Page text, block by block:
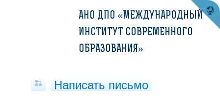
АНО ДПО «МЕЖДУНАРОДНЫЙ
ИНСТИТУТ СОВРЕМЕННОГО
ОБРАЗОВАНИЯ»
Написать письмо